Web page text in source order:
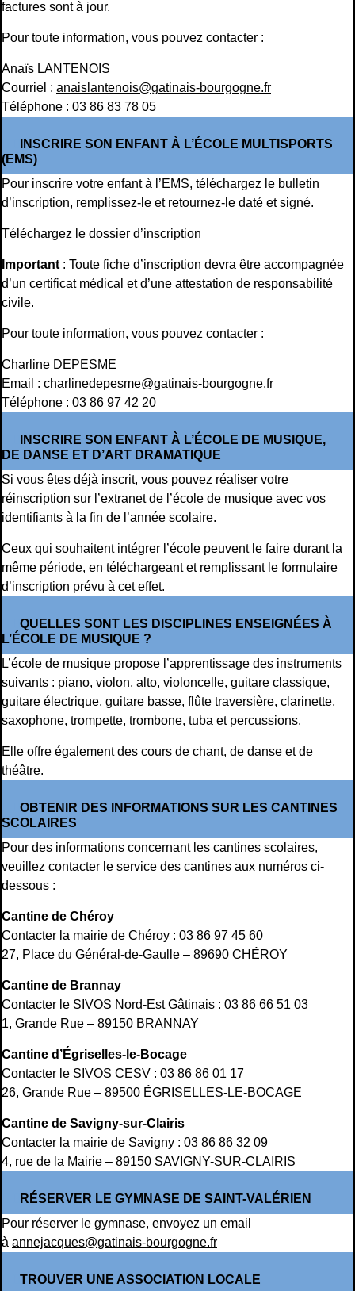
factures sont à jour.
Pour toute information, vous pouvez contacter :
Anaïs LANTENOIS
Courriel : anaislantenois@gatinais-bourgogne.fr
Téléphone : 03 86 83 78 05
INSCRIRE SON ENFANT À L’ÉCOLE MULTISPORTS
(EMS)
Pour inscrire votre enfant à l’EMS, téléchargez le bulletin
d’inscription, remplissez-le et retournez-le daté et signé.
Téléchargez le dossier d’inscription
Important : Toute fiche d’inscription devra être accompagnée
d’un certificat médical et d’une attestation de responsabilité
civile.
Pour toute information, vous pouvez contacter :
Charline DEPESME
Email : charlinedepesme@gatinais-bourgogne.fr
Téléphone : 03 86 97 42 20
INSCRIRE SON ENFANT À L’ÉCOLE DE MUSIQUE,
DE DANSE ET D’ART DRAMATIQUE
Si vous êtes déjà inscrit, vous pouvez réaliser votre
réinscription sur l’extranet de l’école de musique avec vos
identifiants à la fin de l’année scolaire.
Ceux qui souhaitent intégrer l’école peuvent le faire durant la
même période, en téléchargeant et remplissant le formulaire
d’inscription prévu à cet effet.
QUELLES SONT LES DISCIPLINES ENSEIGNÉES À
L’ÉCOLE DE MUSIQUE ?
L’école de musique propose l’apprentissage des instruments
suivants : piano, violon, alto, violoncelle, guitare classique,
guitare électrique, guitare basse, flûte traversière, clarinette,
saxophone, trompette, trombone, tuba et percussions.
Elle offre également des cours de chant, de danse et de
théâtre.
OBTENIR DES INFORMATIONS SUR LES CANTINES
SCOLAIRES
Pour des informations concernant les cantines scolaires,
veuillez contacter le service des cantines aux numéros ci-
dessous :
Cantine de Chéroy
Contacter la mairie de Chéroy : 03 86 97 45 60
27, Place du Général-de-Gaulle – 89690 CHÉROY
Cantine de Brannay
Contacter le SIVOS Nord-Est Gâtinais : 03 86 66 51 03
1, Grande Rue – 89150 BRANNAY
Cantine d’Égriselles-le-Bocage
Contacter le SIVOS CESV : 03 86 86 01 17
26, Grande Rue – 89500 ÉGRISELLES-LE-BOCAGE
Cantine de Savigny-sur-Clairis
Contacter la mairie de Savigny : 03 86 86 32 09
4, rue de la Mairie – 89150 SAVIGNY-SUR-CLAIRIS
RÉSERVER LE GYMNASE DE SAINT-VALÉRIEN
Pour réserver le gymnase, envoyez un email
à annejacques@gatinais-bourgogne.fr
TROUVER UNE ASSOCIATION LOCALE